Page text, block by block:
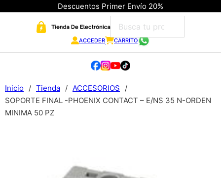
Descuentos Primer Envío 20%
ACCEDER CARRITO
Inicio / Tienda / ACCESORIOS
/
SOPORTE FINAL -PHOENIX CONTACT – E/NS 35 N-ORDEN
MINIMA 50 PZ